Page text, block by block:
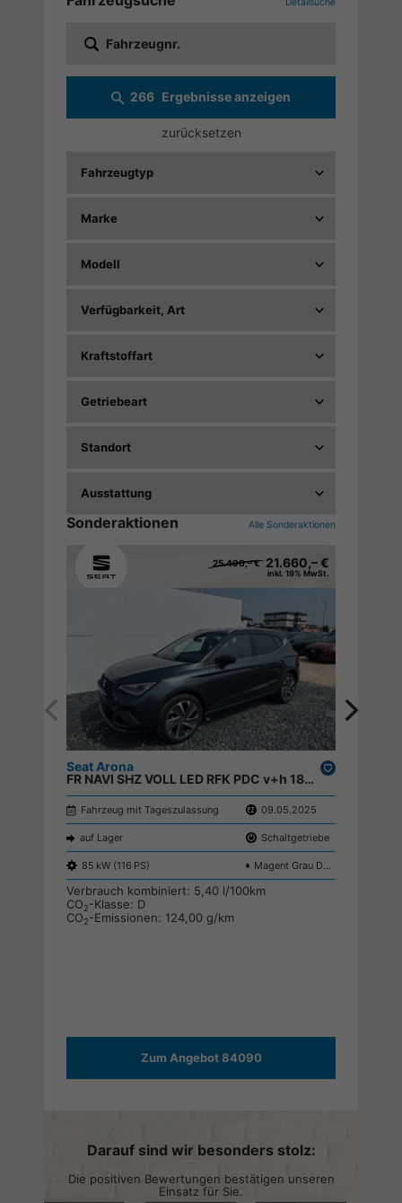
Detailsuche
Fahrzeugtyp
Marke
Modell
Verfügbarkeit, Art
Kraftstoffart
Getriebeart
Standort
Ausstattung
266 Ergebnisse anzeigen
zurücksetzen
Sonderaktionen Alle Sonderaktionen
25.490,– € 21.660,– €
inkl. 19% MwSt.
Seat Arona
FR NAVI SHZ VOLL LED RFK PDC v+h 18ALU ;
Fahrzeug mit Tageszulassung 09.05.2025
auf Lager Schaltgetriebe
85 kW (116 PS) Magent Grau Dach Schwarz S9E7
Verbrauch kombiniert: 5,40 l/100km
CO2-Klasse: D
CO2-Emissionen: 124,00 g/km
Zum Angebot 84090
Darauf sind wir besonders stolz:
Die positiven Bewertungen bestätigen unseren
Einsatz für Sie.